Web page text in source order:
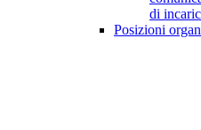
di
Posizioni